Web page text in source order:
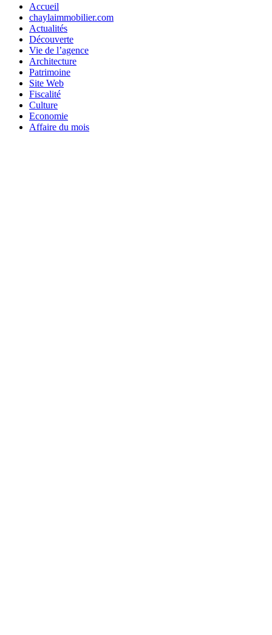
Accueil
chaylaimmobilier.com
Actualités
Découverte
Vie de l’agence
Architecture
Patrimoine
Site Web
Fiscalité
Culture
Economie
Affaire du mois